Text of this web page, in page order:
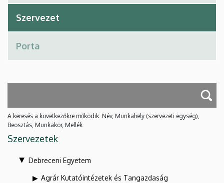
A keresés a következőkre működik: Név, Munkahely (szervezeti egység),
Beosztás, Munkakör, Mellék
Szervezetek
Debreceni Egyetem
Agrár Kutatóintézetek és Tangazdaság